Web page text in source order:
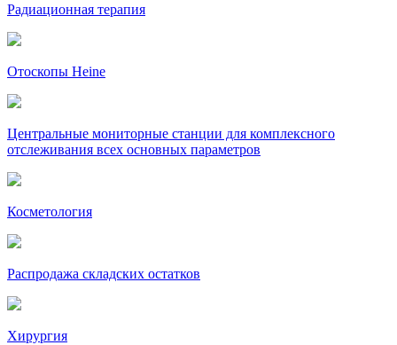
Радиационная терапия
Отоскопы Heine
Центральные мониторные станции для комплексного
отслеживания всех основных параметров
Косметология
Распродажа складских остатков
Хирургия